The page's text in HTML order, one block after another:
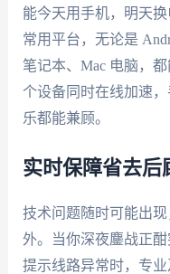
能今天用手机，明天
常用平台，无论是
笔记本、Mac 电脑，
个设备同时在线加速
乐都能兼顾。
实时保障省去后
技术问题随时可能出
外。当你深夜鏖战正
提示线路异常时，专业